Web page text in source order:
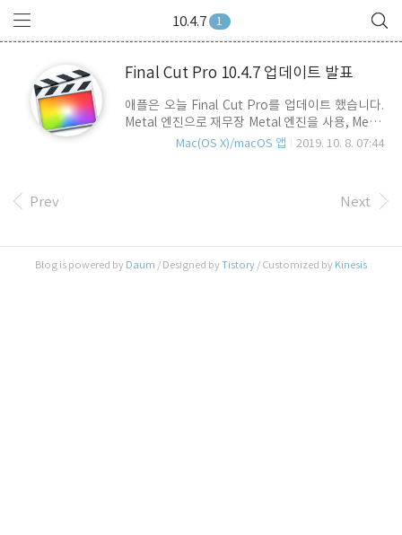
10.4.7 1
Final Cut Pro 10.4.7 업데이트 발표
애플은 오늘 Final Cut Pro를 업데이트 했습니다.
Metal 엔진으로 재무장 Metal 엔진을 사용, Metal
호환 Mac에서 내보내기를 포함, 15인치
Motion 5.4.4, Compressor 4.4.5 도 Metal 엔진
으로 리플레쉬 되었습니다. Catalina Sidecar 지원
지원, 보다 효율적인 편집 환경을 구축할 수 있습니
다. sidecar를 사용할 수 있는 iPad는 아래와 같습
Mac(OS X)/macOS 앱 2019. 10. 8. 07:44
Prev Next
Blog is powered by Daum / Designed byTistory / Customized by Kinesis